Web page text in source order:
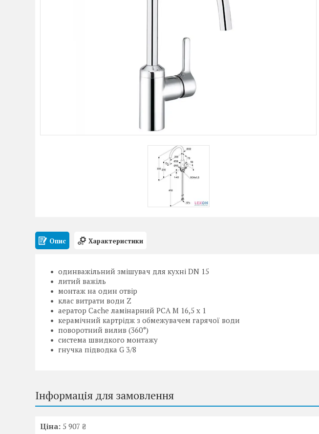
Опис Характеристики
одинважільний змішувач для кухні DN 15
литий важіль
монтаж на один отвір
клас витрати води Z
аератор Cache ламінарний PCA M 16,5 x 1
керамічний картрідж з обмежувачем гарячої води
поворотний вилив (360°)
система швидкого монтажу
гнучка підводка G 3/8
Інформація для замовлення
Ціна: 5 907 ₴